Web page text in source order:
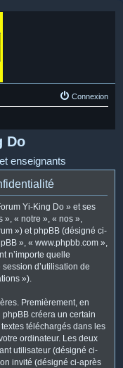
Connexion
Do
enseignants
Yi-King Do » et ses
», « notre », « nos »,
») et phpBB (désigné ci-
», « www.phpbb.com »,
n’importe quelle
d’utilisation de
»).
Premièrement, en
créera un certain
téléchargés dans les
ordinateur. Les deux
utilisateur (désigné ci-
invité (désigné ci-après